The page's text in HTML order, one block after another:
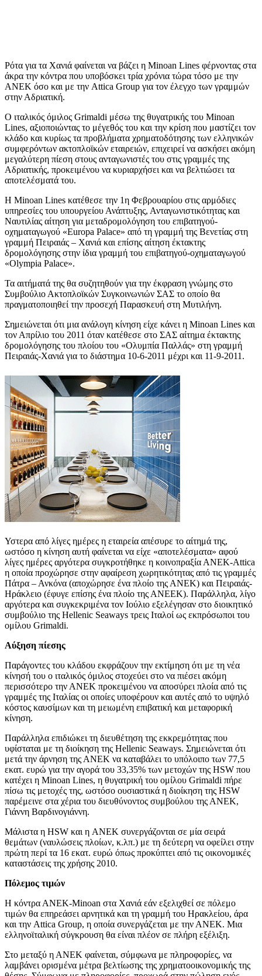
Ρότα για τα Χανιά φαίνεται να βάζει η Minoan Lines φέρνοντας στα
άκρα την κόντρα που υποβόσκει τρία χρόνια τώρα τόσο με την
ΑΝΕΚ όσο και με την Attica Group για τον έλεγχο των γραμμών
στην Αδριατική.
Ο ιταλικός όμιλος Grimaldi μέσω της θυγατρικής του Minoan
Lines, αξιοποιώντας το μέγεθός του και την κρίση που μαστίζει τον
κλάδο και κυρίως τα προβλήματα χρηματοδότησης των ελληνικών
συμφερόντων ακτοπλοϊκών εταιρειών, επιχειρεί να ασκήσει ακόμη
μεγαλύτερη πίεση στους ανταγωνιστές του στις γραμμές της
Αδριατικής, προκειμένου να κυριαρχήσει και να βελτιώσει τα
αποτελέσματά του.
Η Minoan Lines κατέθεσε την 1η Φεβρουαρίου στις αρμόδιες
υπηρεσίες του υπουργείου Ανάπτυξης, Ανταγωνιστικότητας και
Ναυτιλίας αίτηση για μεταδρομολόγηση του επιβατηγού-
οχηματαγωγού «Europa Palace» από τη γραμμή της Βενετίας στη
γραμμή Πειραιάς – Χανιά και επίσης αίτηση έκτακτης
δρομολόγησης στην ίδια γραμμή του επιβατηγού-οχηματαγωγού
«Olympia Palace».
Τα αιτήματά της θα συζητηθούν για την έκφραση γνώμης στο
Συμβούλιο Ακτοπλοϊκών Συγκοινωνιών ΣΑΣ το οποίο θα
πραγματοποιηθεί την προσεχή Παρασκευή στη Μυτιλήνη.
Σημειώνεται ότι μια ανάλογη κίνηση είχε κάνει η Minoan Lines και
τον Απρίλιο του 2011 όταν κατέθεσε στο ΣΑΣ αίτημα έκτακτης
δρομολόγησης του πλοίου του «Ολυμπία Παλλάς» στη γραμμή
Πειραιάς-Χανιά για το διάστημα 10-6-2011 μέχρι και 11-9-2011.
Υστερα από λίγες ημέρες η εταιρεία απέσυρε το αίτημά της,
ωστόσο η κίνηση αυτή φαίνεται να είχε «αποτελέσματα» αφού
λίγες ημέρες αργότερα συγκροτήθηκε η κοινοπραξία ΑΝΕΚ-Attica
η οποία προχώρησε στην αφαίρεση χωρητικότητας από τις γραμμές
Πάτρα – Ανκόνα (αποχώρησε ένα πλοίο της ΑΝΕΚ) και Πειραιάς-
Ηράκλειο (έφυγε επίσης ένα πλοίο της ΑΝΕΕΚ). Παράλληλα, λίγο
αργότερα και συγκεκριμένα τον Ιούλιο εξελέγησαν στο διοικητικό
συμβούλιο της Hellenic Seaways τρεις Ιταλοί ως εκπρόσωποι του
ομίλου Grimaldi.
Αύξηση πίεσης
Παράγοντες του κλάδου εκφράζουν την εκτίμηση ότι με τη νέα
κίνησή του ο ιταλικός όμιλος στοχεύει στο να πιέσει ακόμη
περισσότερο την ΑΝΕΚ προκειμένου να αποσύρει πλοία από τις
γραμμές της Ιταλίας οι οποίες υποφέρουν και αυτές από το υψηλό
κόστος καυσίμων και τη μειωμένη επιβατική και μεταφορική
κίνηση.
Παράλληλα επιδιώκει τη διευθέτηση της εκκρεμότητας που
υφίσταται με τη διοίκηση της Hellenic Seaways. Σημειώνεται ότι
μετά την άρνηση της ΑΝΕΚ να καταβάλει το υπόλοιπο των 77,5
εκατ. ευρώ για την αγορά του 33,35% των μετοχών της HSW που
κατέχει η Minoan Lines, η θυγατρική του ομίλου Grimaldi πήρε
πίσω τις μετοχές της, ωστόσο ουσιαστικά η διοίκηση της HSW
παρέμεινε στα χέρια του διευθύνοντος συμβούλου της ΑΝΕΚ,
Γιάννη Βαρδινογιάννη.
Μάλιστα η HSW και η ANEK συνεργάζονται σε μία σειρά
θεμάτων (ναυλώσεις πλοίων, κ.λπ.) με τη δεύτερη να οφείλει στην
πρώτη περί τα 16 εκατ. ευρώ όπως προκύπτει από τις οικονομικές
καταστάσεις της χρήσης 2010.
Πόλεμος τιμών
Η κόντρα ΑΝΕΚ-Minoan στα Χανιά εάν εξελιχθεί σε πόλεμο
τιμών θα επηρεάσει αρνητικά και τη γραμμή του Ηρακλείου, άρα
και την Attica Group, η οποία συνεργάζεται με την ΑΝΕΚ. Μια
ελληνοϊταλική σύγκρουση θα είναι πλέον σε πλήρη εξέλιξη.
Στο μεταξύ η ΑΝΕΚ φαίνεται, σύμφωνα με πληροφορίες, να
λαμβάνει ορισμένα μέτρα βελτίωσης της χρηματοοικονομικής της